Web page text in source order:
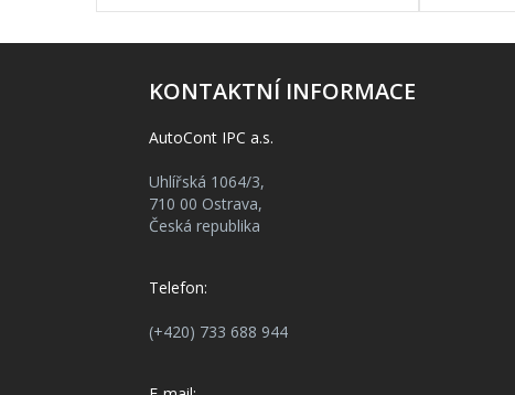
KONTAKTNÍ INFORMACE
AutoCont IPC a.s.
Uhlířská 1064/3,
710 00 Ostrava,
Česká republika
Telefon:
(+420) 733 688 944